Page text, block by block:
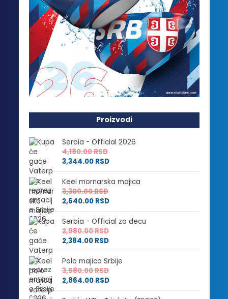
Proizvodi
Serbia - Official 2026
4,180.00RSD
3,344.00 RSD
Keel mornarska majica
3,300.00RSD
2,640.00 RSD
Serbia - Official za decu
2,980.00RSD
2,384.00 RSD
Polo majica Srbije
3,580.00RSD
2,864.00 RSD